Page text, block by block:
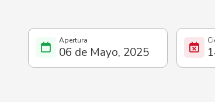
06 de Mayo, 2025